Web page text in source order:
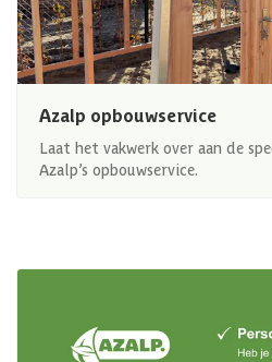
Azalp opbouwservice
Laat het vakwerk over aan de
Azalp’s opbouwservice.